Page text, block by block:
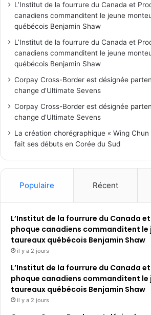
L’Institut de la fourrure du Canada et
canadiens commanditent le jeune
québécois Benjamin Shaw
L’Institut de la fourrure du Canada et
canadiens commanditent le jeune
québécois Benjamin Shaw
Corpay Cross-Border est désignée
change d’Ultimate Sevens
Corpay Cross-Border est désignée
change d’Ultimate Sevens
La création chorégraphique « Wing Chun
fait ses débuts en Corée du Sud
Populaire Récent
L’Institut de la fourrure du Canada
phoque canadiens commanditent le
taureaux québécois Benjamin Shaw
il y a 2 jours
L’Institut de la fourrure du Canada
phoque canadiens commanditent le
taureaux québécois Benjamin Shaw
il y a 2 jours